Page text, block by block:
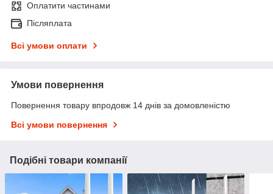
Оплатити частинами
Післяплата
Всі умови оплати
Умови повернення
Повернення товару впродовж 14 днів за домовленістю
Всі умови повернення
Подібні товари компанії